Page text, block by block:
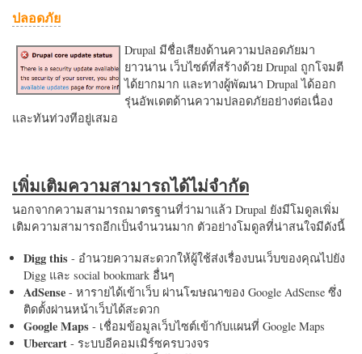
ปลอดภัย
Drupal มีชื่อเสียงด้านความปลอดภัยมา
ยาวนาน เว็บไซต์ที่สร้างด้วย Drupal ถูกโจมตี
ได้ยากมาก และทางผู้พัฒนา Drupal ได้ออก
รุ่นอัพเดตด้านความปลอดภัยอย่างต่อเนื่อง
และทันท่วงทีอยู่เสมอ
เพิ่มเติมความสามารถได้ไม่จำกัด
นอกจากความสามารถมาตรฐานที่ว่ามาแล้ว Drupal ยังมีโมดูลเพิ่ม
เติมความสามารถอีกเป็นจำนวนมาก ตัวอย่างโมดูลที่น่าสนใจมีดังนี้
Digg this - อำนวยความสะดวกให้ผู้ใช้ส่งเรื่องบนเว็บของคุณไปยัง
Digg และ social bookmark อื่นๆ
AdSense - หารายได้เข้าเว็บ ผ่านโฆษณาของ Google AdSense ซึ่ง
ติดตั้งผ่านหน้าเว็บได้สะดวก
Google Maps - เชื่อมข้อมูลเว็บไซต์เข้ากับแผนที่ Google Maps
Ubercart - ระบบอีคอมเมิร์ซครบวงจร